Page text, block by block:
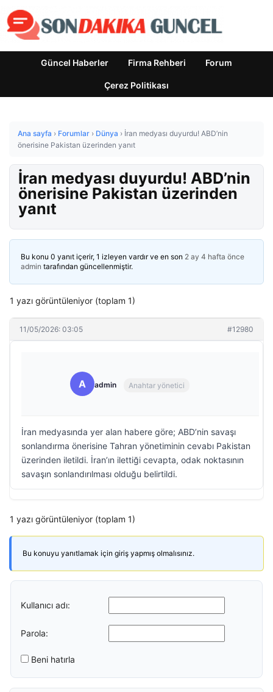
Güncel Haberler Firma Rehberi Forum
Çerez Politikası
Ana sayfa › Forumlar › Dünya › İran medyası duyurdu! ABD’nin
önerisine Pakistan üzerinden yanıt
İran medyası duyurdu! ABD’nin
önerisine Pakistan üzerinden
yanıt
Bu konu 0 yanıt içerir, 1 izleyen vardır ve en son 2 ay 4 hafta önce
admin tarafından güncellenmiştir.
1 yazı görüntüleniyor (toplam 1)
11/05/2026: 03:05 #12980
A admin Anahtar yönetici
İran medyasında yer alan habere göre; ABD’nin savaşı
sonlandırma önerisine Tahran yönetiminin cevabı Pakistan
üzerinden iletildi. İran’ın ilettiği cevapta, odak noktasının
savaşın sonlandırılması olduğu belirtildi.
1 yazı görüntüleniyor (toplam 1)
Bu konuyu yanıtlamak için giriş yapmış olmalısınız.
Kullanıcı adı:
Parola:
Beni hatırla